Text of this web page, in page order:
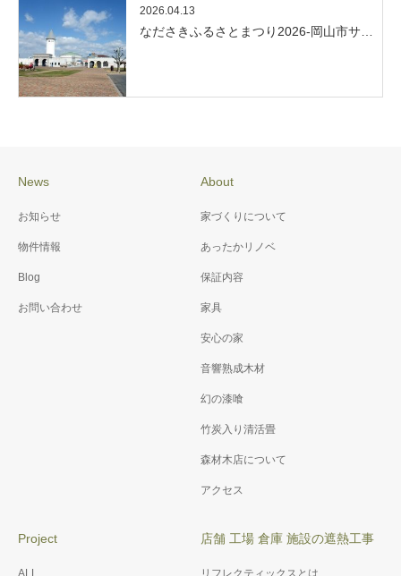
2026.04.13
なださきふるさとまつり2026-岡山市サ…
News
お知らせ
物件情報
Blog
お問い合わせ
About
家づくりについて
あったかリノベ
保証内容
家具
安心の家
音響熟成木材
幻の漆喰
竹炭入り清活畳
森材木店について
アクセス
Project
ALL
店舗 工場 倉庫 施設の遮熱工事
リフレクティックスとは